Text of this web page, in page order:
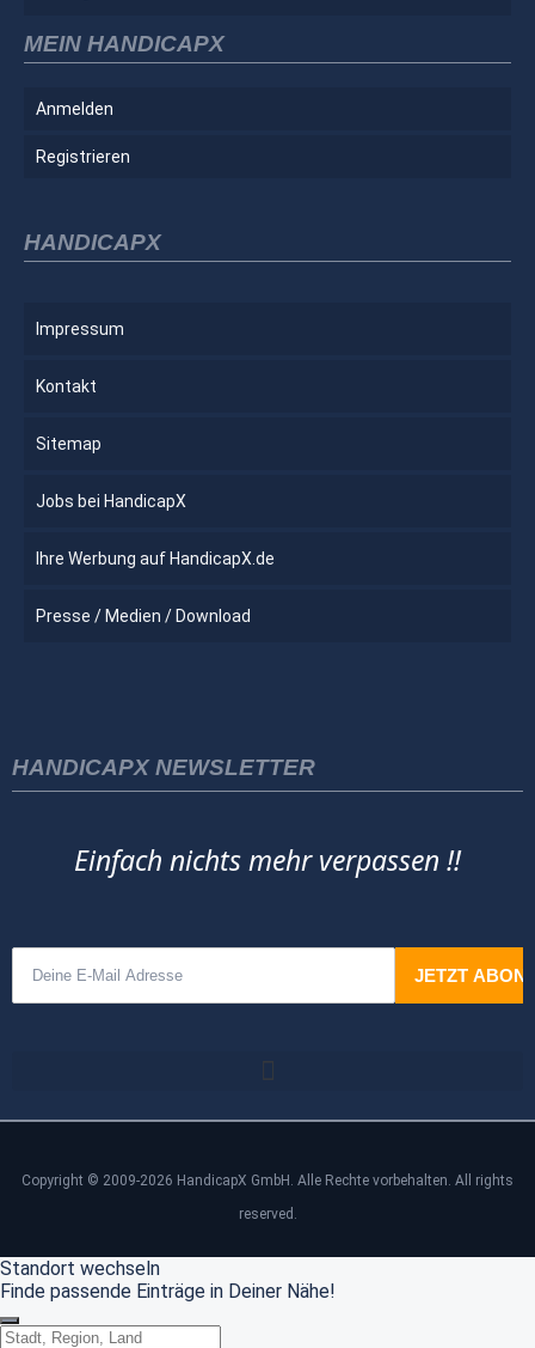
MEIN HANDICAPX
Anmelden
Registrieren
HANDICAPX
Impressum
Kontakt
Sitemap
Jobs bei HandicapX
Ihre Werbung auf HandicapX.de
Presse / Medien / Download
HANDICAPX NEWSLETTER
Einfach nichts mehr verpassen !!
Copyright © 2009-2026 HandicapX GmbH. Alle Rechte vorbehalten. All rights
reserved.
Standort wechseln
Finde passende Einträge in Deiner Nähe!
Standort wechseln